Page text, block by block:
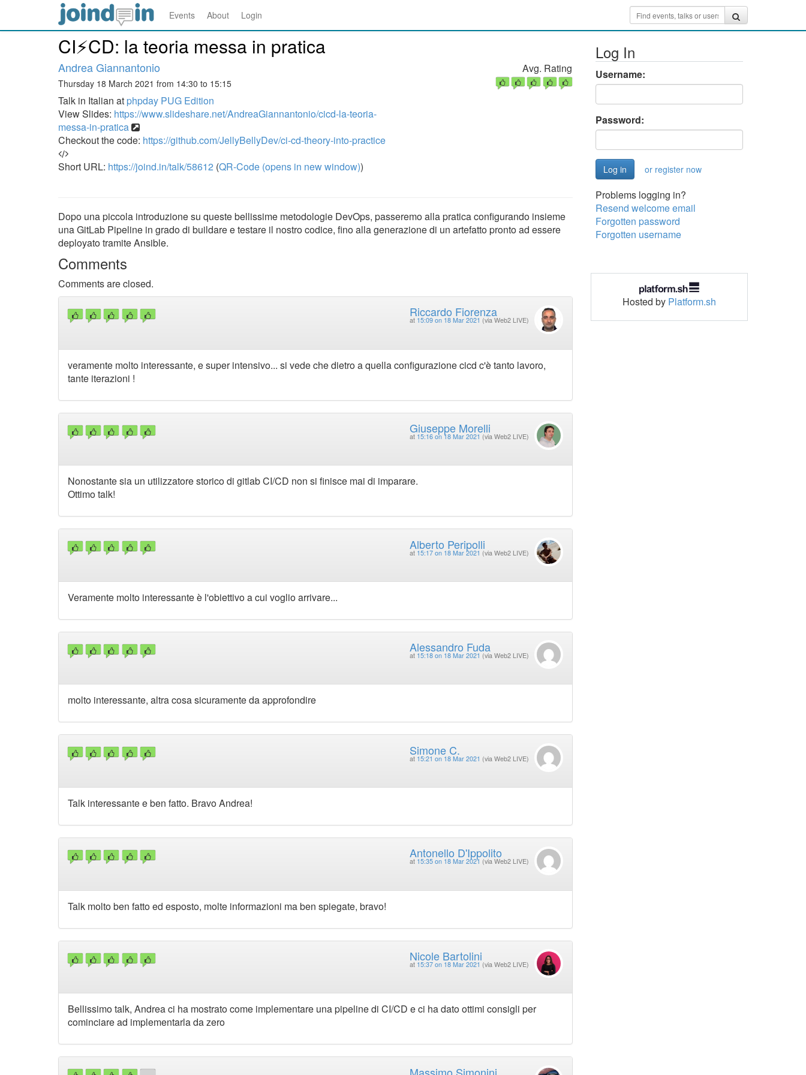
Events About Login
CI⚡CD: la teoria messa in pratica
Andrea Giannantonio
Thursday 18 March 2021 from 14:30 to 15:15
Talk in Italian at phpday PUG Edition
View Slides: https://www.slideshare.net/AndreaGiannantonio/cicd-la-teoria-
messa-in-pratica
Checkout the code: https://github.com/JellyBellyDev/ci-cd-theory-into-practice
Short URL: https://joind.in/talk/58612 (QR-Code (opens in new window))
Avg. Rating
Dopo una piccola introduzione su queste bellissime metodologie DevOps, passeremo alla pratica configurando insieme
una GitLab Pipeline in grado di buildare e testare il nostro codice, fino alla generazione di un artefatto pronto ad essere
deployato tramite Ansible.
Comments
Comments are closed.
Riccardo Fiorenza
at 15:09 on 18 Mar 2021 (via Web2 LIVE)
veramente molto interessante, e super intensivo... si vede che dietro a quella configurazione cicd c'è tanto lavoro,
tante iterazioni !
Giuseppe Morelli
at 15:16 on 18 Mar 2021 (via Web2 LIVE)
Nonostante sia un utilizzatore storico di gitlab CI/CD non si finisce mai di imparare.
Ottimo talk!
Alberto Peripolli
at 15:17 on 18 Mar 2021 (via Web2 LIVE)
Veramente molto interessante è l'obiettivo a cui voglio arrivare...
Alessandro Fuda
at 15:18 on 18 Mar 2021 (via Web2 LIVE)
molto interessante, altra cosa sicuramente da approfondire
Simone C.
at 15:21 on 18 Mar 2021 (via Web2 LIVE)
Talk interessante e ben fatto. Bravo Andrea!
Antonello D'Ippolito
at 15:35 on 18 Mar 2021 (via Web2 LIVE)
Talk molto ben fatto ed esposto, molte informazioni ma ben spiegate, bravo!
Nicole Bartolini
at 15:37 on 18 Mar 2021 (via Web2 LIVE)
Bellissimo talk, Andrea ci ha mostrato come implementare una pipeline di CI/CD e ci ha dato ottimi consigli per
cominciare ad implementarla da zero
Massimo Simonini
Log In
Username:
Password:
or register now
Problems logging in?
Resend welcome email
Forgotten password
Forgotten username
Hosted by Platform.sh